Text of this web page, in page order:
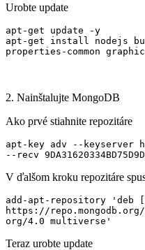
Urobte update
apt-get update -y
apt-get install nodejs
properties-common
2. Nainštalujte MongoDB
Ako prvé stiahnite repozitáre
apt-key adv --keyserver
--recv
V ďalšom kroku repozitáre
add-apt-repository 'deb
https://
org/4.0 multiverse'
Teraz urobte update